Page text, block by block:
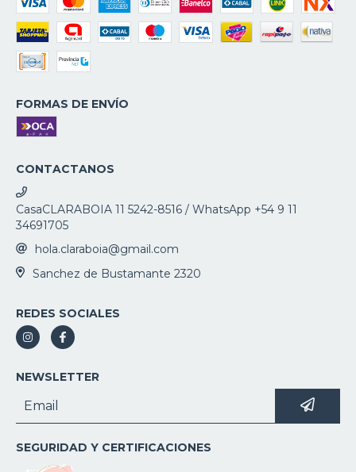
FORMAS DE ENVÍO
CONTACTANOS
CasaCLARABOIA 11 5242-8516 / WhatsApp +54 9 11
34691705
hola.claraboia@gmail.com
Sanchez de Bustamante 2320
REDES SOCIALES
NEWSLETTER
SEGURIDAD Y CERTIFICACIONES